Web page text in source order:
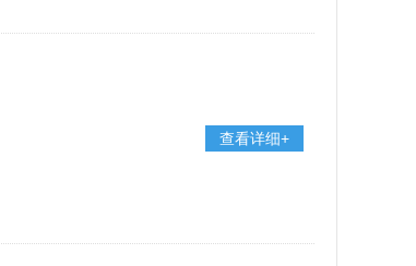
查看详细+